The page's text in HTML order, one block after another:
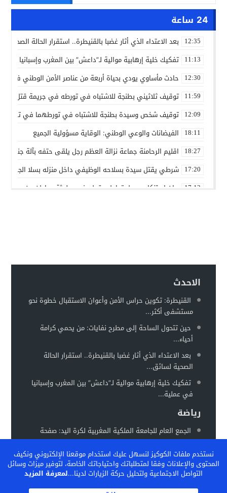
24 ساعة
12:35 بعد الاعتداء الذي أثار غضبا بالقنيطرة.. استقرار الحالة
11:13 تفكيك خلية إرهابية موالية لـ”داعش” بين المغرب وإسبانيا في
12:30 حادث مأساوي يودي بحياة أربعة من عناصر الأمن الوطني في
11:59 توقيف ثلاثيني بطنجة للاشتباه في تورطه في جريمة قتل
12:09 توقيف شخص وسيدة بطنجة للاشتباه في تورطهما في تزوير
18:11 الفيضانات والوعي الوطني: الوقاية مسؤولية الجميع
18:27 اقليم الرحامنة جماعة نزالة العظم رجل يلقى حتفه بآلة جني
17:20 شرطي يقتل سيدة بسلاحه الوظيفي داخل منزله بسلا الجديدة
17:13 بيان استنكاري حول تداول مقطع فيديو لجثة مواطن من
16:13 سيارة مجهولة تثير استنفارًا أمنيًا بحي الفوركي تابريكت – سلا
12:31 الغموض يلف حريقا في مركز صحي
الاحدث
القنيطرة: تكوين حراس الأمن وأعوان الاستقبال خطوة نحو
مستشفى أكثر...
حين تتحول الساحة إلى مطرح نفايات: من يحمي كرامة
أحياء...
بعد الاعتداء الذي أثار غضبا بالقنيطرة.. استقرار الحالة
الصحية لسائق...
تفكيك خلية إرهابية موالية لـ”داعش” بين المغرب وإسبانيا
في عملية...
رياضة
الجمع العام للجامعة الملكية المغربية لكرة اليد: صفحة
جديدة وإصلاحات...
المغرب يستعد لاحتضان “كان السيدات 2026” في موعد
جديد خلال...
الفيفا تشيد بالنموذج المغربي لتكوين المواهب… والمغرب
نستخدم ملفات الكوكيز لنسهل عليك استخدام موقعنا الإلكتروني ونكيف
المحتوى والإعلانات وفقا لمتطلباتك واحتياجاتك الخاصة، لتوفير ميزات وسائل
التواصل الاجتماعية ولتحليل حركة الزيارات لدينا...لمعرفة المزيد